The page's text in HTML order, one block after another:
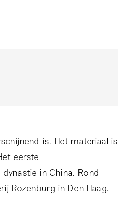
is. Het materiaal is
eerste
in China. Rond
Rozenburg in Den Haag.